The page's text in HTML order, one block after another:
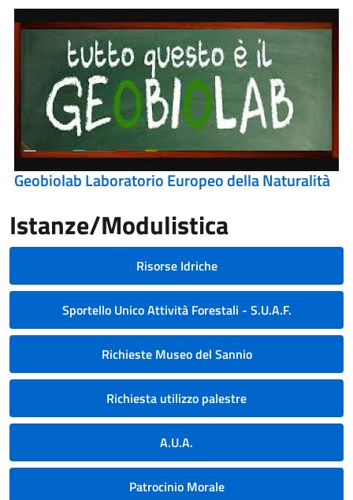
Geobiolab Laboratorio Europeo della Naturalità
Istanze/Modulistica
Risorse Idriche
Sportello Unico Attività Forestali - S.U.A.F.
Richieste Museo del Sannio
Richiesta utilizzo palestre
A.U.A.
Patrocinio Morale